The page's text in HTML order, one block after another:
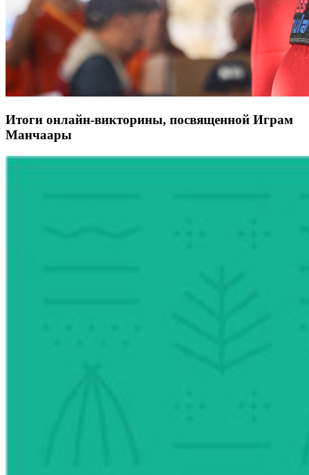
Итоги онлайн-викторины, посвященной Играм
Манчаары